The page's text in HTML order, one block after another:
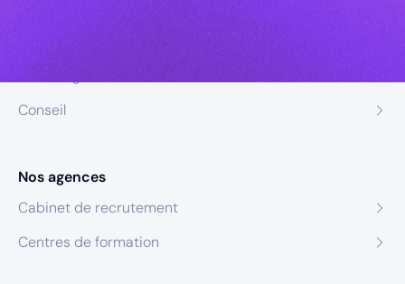
Conseil
Nos agences
Cabinet de recrutement
Centres de formation